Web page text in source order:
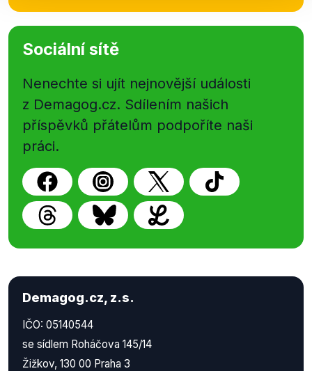
Sociální sítě
Nenechte si ujít nejnovější události
z Demagog.cz. Sdílením našich
příspěvků přátelům podpoříte naši
práci.
Demagog.cz, z.s.
IČO: 05140544
se sídlem Roháčova 145/14
Žižkov, 130 00 Praha 3